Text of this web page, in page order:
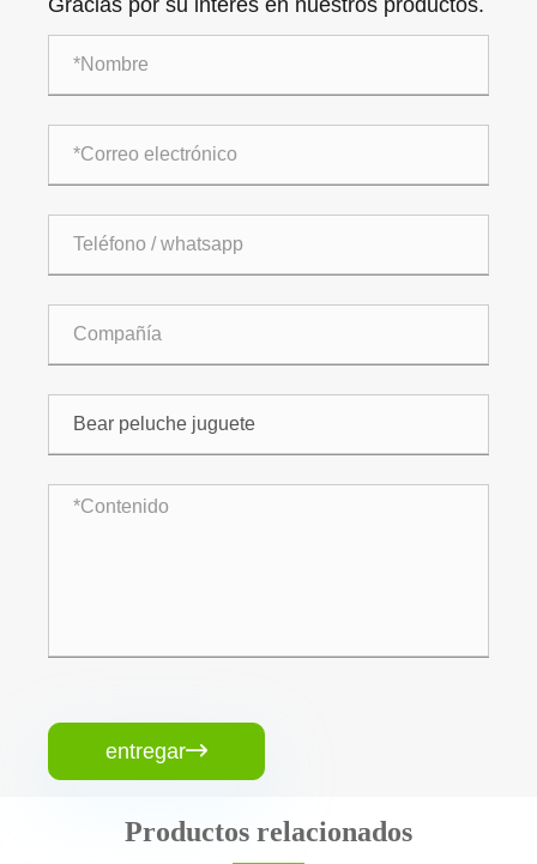
Gracias por su interés en nuestros productos.
entregar
Productos relacionados